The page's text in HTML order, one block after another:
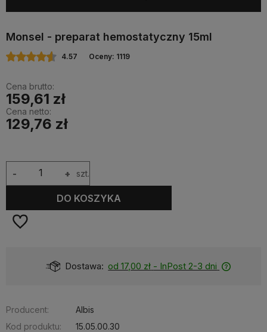
Monsel - preparat hemostatyczny 15ml
4.57 Oceny: 1119
Cena brutto:
159,61 zł
Cena netto:
129,76 zł
+
- szt.
DO KOSZYKA
Dostępność: Dostępny
Producent:
Albis
Kod produktu:
15.05.00.30